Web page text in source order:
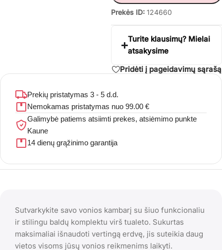
Prekės ID: 124660
Turite klausimų? Mielai
atsakysime
Pridėti į pageidavimų sąrašą
Prekių pristatymas 3 - 5 d.d.
Nemokamas pristatymas nuo 99.00 €
Galimybė patiems atsiimti prekes, atsiėmimo punkte
Kaune
14 dienų grąžinimo garantija
Sutvarkykite savo vonios kambarį su šiuo funkcionaliu
ir stilingu baldų komplektu virš tualeto. Sukurtas
maksimaliai išnaudoti vertingą erdvę, jis suteikia daug
vietos visoms jūsų vonios reikmenims laikyti.